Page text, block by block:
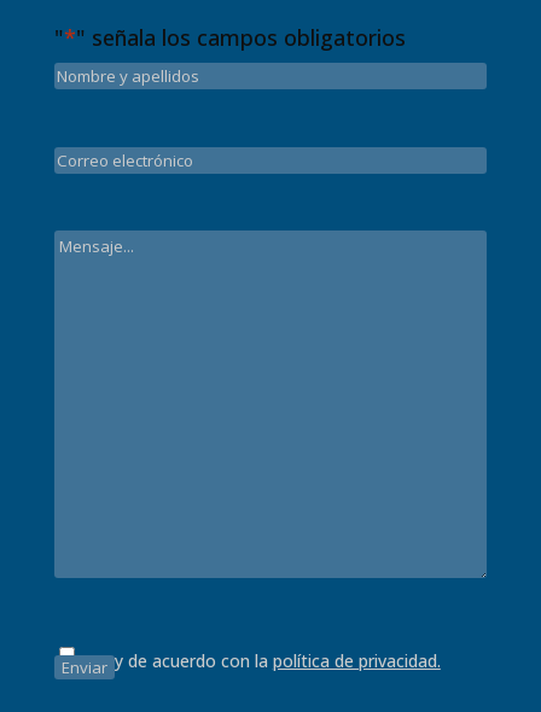
"*" señala los campos obligatorios
Estoy de acuerdo con la política de privacidad.